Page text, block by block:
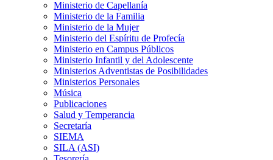
Ministerio de Capellanía
Ministerio de la Familia
Ministerio de la Mujer
Ministerio del Espíritu de Profecía
Ministerio en Campus Públicos
Ministerio Infantil y del Adolescente
Ministerios Adventistas de Posibilidades
Ministerios Personales
Música
Publicaciones
Salud y Temperancia
Secretaría
SIEMA
SILA (ASI)